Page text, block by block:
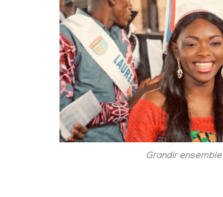
Grandir ensemble